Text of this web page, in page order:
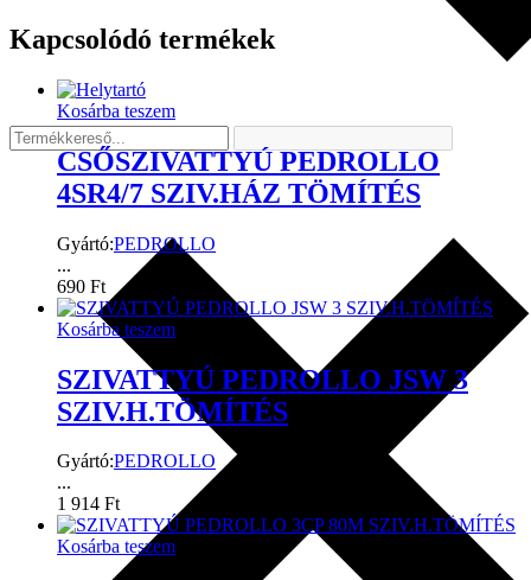
Kapcsolódó termékek
Kosárba teszem
CSŐSZIVATTYÚ PEDROLLO
4SR4/7 SZIV.HÁZ TÖMÍTÉS
Gyártó:PEDROLLO
...
690 Ft
Kosárba teszem
SZIVATTYÚ PEDROLLO JSW 3
SZIV.H.TÖMÍTÉS
Gyártó:PEDROLLO
...
1 914 Ft
Kosárba teszem